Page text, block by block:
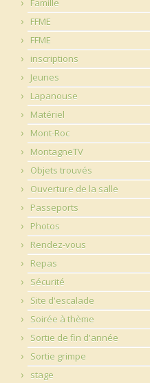
Famille
FFME
FFME
inscriptions
Jeunes
Lapanouse
Matériel
Mont-Roc
MontagneTV
Objets trouvés
Ouverture de la salle
Passeports
Photos
Rendez-vous
Repas
Sécurité
Site d'escalade
Soirée à thème
Sortie de fin d'année
Sortie grimpe
stage